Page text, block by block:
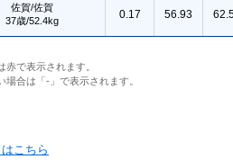
佐賀/佐賀
37歳/52.4kg
0.17
56.93
赤で表示されます。
合は「-」で表示されます。
こちら